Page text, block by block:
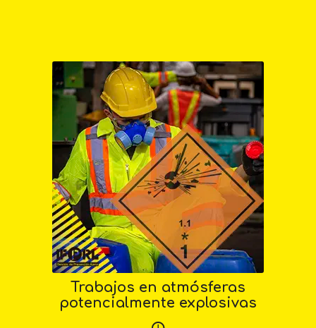
Trabajos en atmósferas
potencialmente explosivas